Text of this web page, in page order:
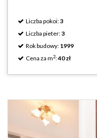
Liczba pokoi:3
Liczba pieter:3
Rok budowy: 1999
Cena za m2:40 zł